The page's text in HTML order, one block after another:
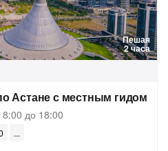
Пешая
2 часа
Астане с местным гидом
до 18:00